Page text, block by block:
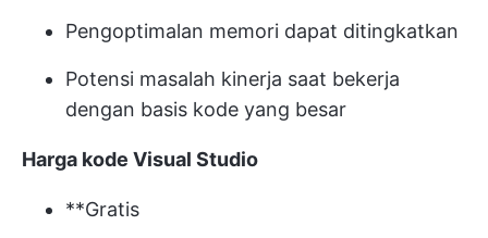
Pengoptimalan memori dapat ditingkatkan
Potensi masalah kinerja saat bekerja
dengan basis kode yang besar
Harga kode Visual Studio
**Gratis